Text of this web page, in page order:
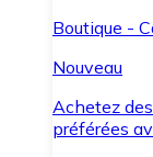
Boutique -
Nouveau
Achetez
préférées